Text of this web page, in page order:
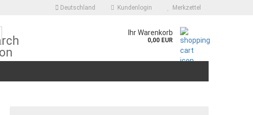
Deutschland Kundenlogin Merkzettel
Ihr Warenkorb
0,00 EUR